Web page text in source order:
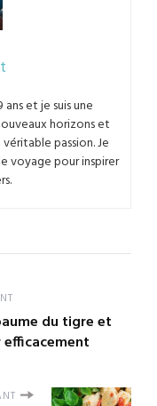
ans et je suis une
horizons et
passion. Je
voyage pour inspirer
du tigre et